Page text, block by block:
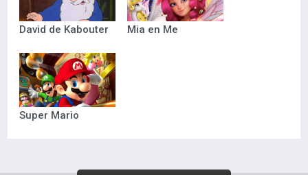
David de Kabouter Mia en Me
Super Mario